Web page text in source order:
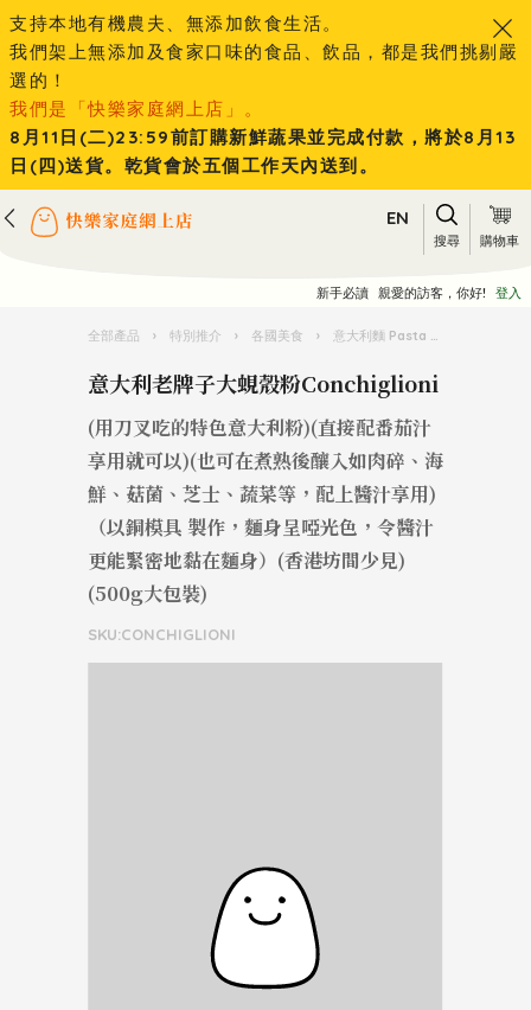
支持本地有機農夫、無添加飲食生活。
我們架上無添加及食家口味的食品、飲品，都是我們挑剔嚴
選的！
我們是「快樂家庭網上店」。
8月11日(二)23:59前訂購新鮮蔬果並完成付款，將於8月13
日(四)送貨。乾貨會於五個工作天內送到。
EN
搜尋 購物車
新手必讀 親愛的訪客，你好! 登入
全部產品 › 特別推介 › 各國美食 › 意大利麵 Pasta 王國
意大利老牌子大蜆殼粉Conchiglioni
(用刀叉吃的特色意大利粉)(直接配番茄汁
享用就可以)(也可在煮熟後釀入如肉碎、海
鮮、菇菌、芝士、蔬菜等，配上醬汁享用)
（以銅模具 製作，麵身呈啞光色，令醬汁
更能緊密地黏在麵身）(香港坊間少見)
(500g大包裝)
SKU:CONCHIGLIONI